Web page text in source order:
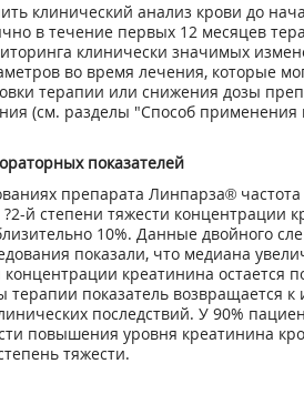
клинический анализ крови до
в течение первых 12 месяцев
клинически значимых
во время лечения, которые
терапии или снижения дозы
(см. разделы "Способ
показателей
препарата Линпарза®
й степени тяжести концентрации
10%. Данные двойного
показали, что медиана
креатинина остается
показатель возвращается к
последствий. У 90%
повышения уровня креатинина
тяжести.